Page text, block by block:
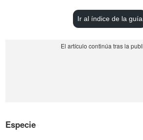
Ir al índice de la guía
Especie